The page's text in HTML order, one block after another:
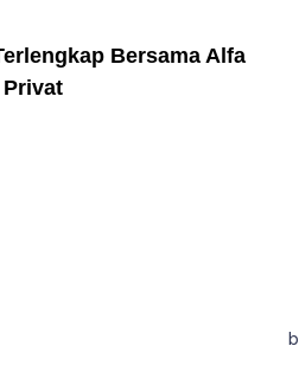
Bersama Alfa
Privat